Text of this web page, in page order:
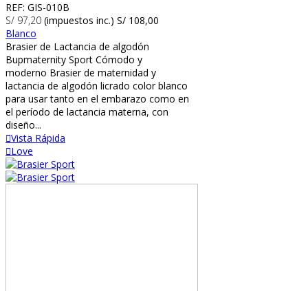
REF: GIS-010B
S/ 97,20 (impuestos inc.) S/ 108,00
Blanco
Brasier de Lactancia de algodón
Bupmaternity Sport Cómodo y
moderno Brasier de maternidad y
lactancia de algodón licrado color blanco
para usar tanto en el embarazo como en
el período de lactancia materna, con
diseño...
Vista Rápida
Love